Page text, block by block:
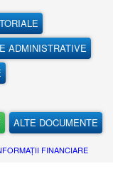
ADMINISTRATIVE
ALTE DOCUMENTE
FINANCIARE